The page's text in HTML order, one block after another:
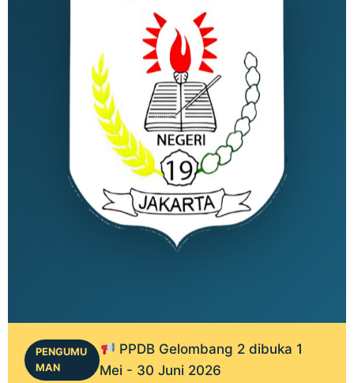
PENGUMU
MAN
PPDB Gelombang 2 dibuka 1
Mei - 30 Juni 2026